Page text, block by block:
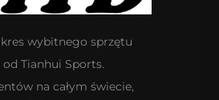
wybitnego sprzętu
Tianhui Sports.
na całym świecie,